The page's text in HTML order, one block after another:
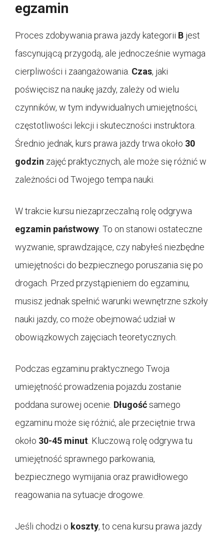
egzamin
Proces zdobywania prawa jazdy kategorii B jest
fascynującą przygodą, ale jednocześnie wymaga
cierpliwości i zaangażowania. Czas, jaki
poświęcisz na naukę jazdy, zależy od wielu
czynników, w tym indywidualnych umiejętności,
częstotliwości lekcji i skuteczności instruktora.
Średnio jednak, kurs prawa jazdy trwa około 30
godzin zajęć praktycznych, ale może się różnić w
zależności od Twojego tempa nauki.
W trakcie kursu niezaprzeczalną rolę odgrywa
egzamin państwowy . To on stanowi ostateczne
wyzwanie, sprawdzające, czy nabyłeś niezbędne
umiejętności do bezpiecznego poruszania się po
drogach. Przed przystąpieniem do egzaminu,
musisz jednak spełnić warunki wewnętrzne szkoły
nauki jazdy, co może obejmować udział w
obowiązkowych zajęciach teoretycznych.
Podczas egzaminu praktycznego Twoja
umiejętność prowadzenia pojazdu zostanie
poddana surowej ocenie. Długośćsamego
egzaminu może się różnić, ale przeciętnie trwa
około 30-45 minut . Kluczową rolę odgrywa tu
umiejętność sprawnego parkowania,
bezpiecznego wymijania oraz prawidłowego
reagowania na sytuacje drogowe.
Jeśli chodzi o koszty, to cena kursu prawa jazdy